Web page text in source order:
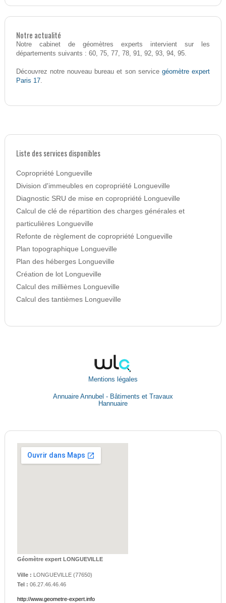
Notre actualité
Notre cabinet de géomètres experts intervient sur les
départements suivants : 60, 75, 77, 78, 91, 92, 93, 94, 95.
Découvrez notre nouveau bureau et son service géomètre expert
Paris 17.
Liste des services disponibles
Copropriété Longueville
Division d'immeubles en copropriété Longueville
Diagnostic SRU de mise en copropriété Longueville
Calcul de clé de répartition des charges générales et
particulières Longueville
Refonte de règlement de copropriété Longueville
Plan topographique Longueville
Plan des héberges Longueville
Création de lot Longueville
Calcul des millièmes Longueville
Calcul des tantièmes Longueville
Mentions légales
Annuaire Annubel - Bâtiments et Travaux
Hannuaire
Géomètre expert LONGUEVILLE
Ville : LONGUEVILLE(77650)
Tel : 06.27.46.46.46
http://www.geometre-expert.info